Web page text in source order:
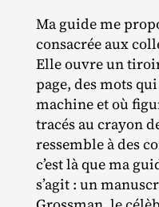
Ma guide me
consacrée aux
Elle ouvre un
page, des mots
machine et où
tracés au crayon
ressemble à des
c’est là que ma
s’agit : un